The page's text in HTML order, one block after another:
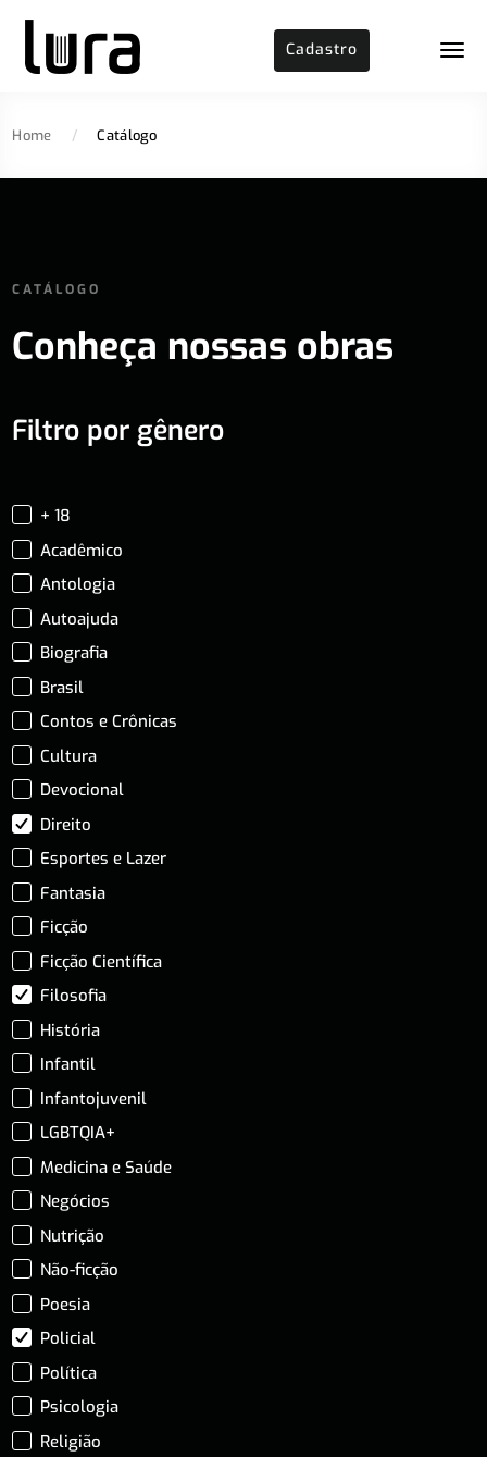
Cadastro
Home / Catálogo
CATÁLOGO
Conheça nossas obras
Filtro por gênero
+ 18
Acadêmico
Antologia
Autoajuda
Biografia
Brasil
Contos e Crônicas
Cultura
Devocional
Direito
Esportes e Lazer
Fantasia
Ficção
Ficção Científica
Filosofia
História
Infantil
Infantojuvenil
LGBTQIA+
Medicina e Saúde
Negócios
Nutrição
Não-ficção
Poesia
Policial
Política
Psicologia
Religião